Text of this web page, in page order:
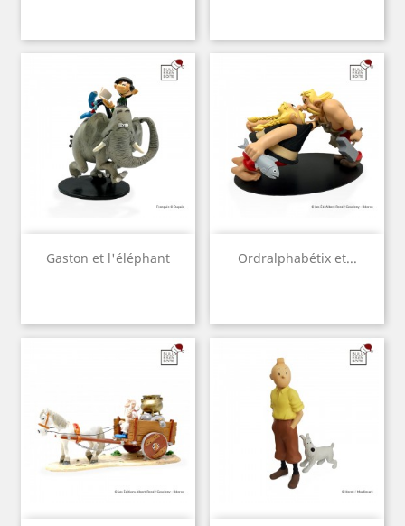
Gaston et l'éléphant Ordralphabétix et...